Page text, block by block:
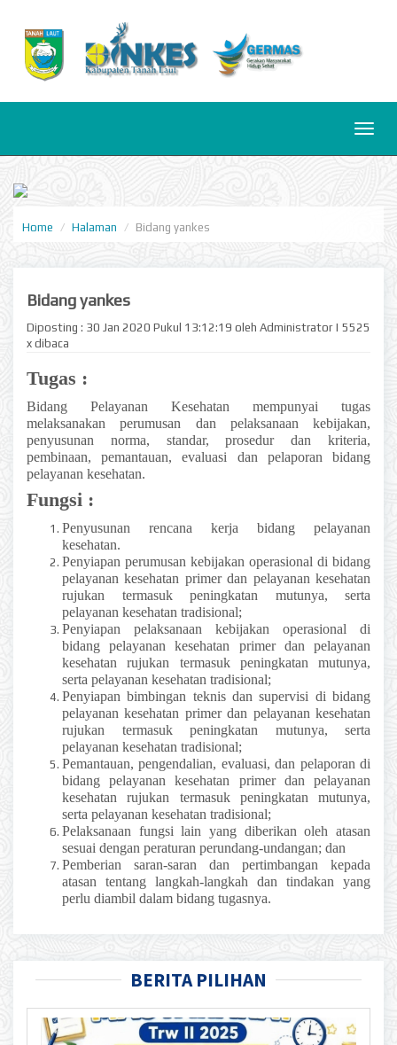
Toggle
Home Halaman Bidang yankes
Bidang yankes
Diposting : 30 Jan 2020 Pukul 13:12:19 oleh Administrator | 5525
x dibaca
Tugas :
Bidang Pelayanan Kesehatan mempunyai tugas
melaksanakan perumusan dan pelaksanaan kebijakan,
penyusunan norma, standar, prosedur dan kriteria,
pembinaan, pemantauan, evaluasi dan pelaporan bidang
pelayanan kesehatan.
Fungsi :
Penyusunan rencana kerja bidang pelayanan
kesehatan.
Penyiapan perumusan kebijakan operasional di bidang
pelayanan kesehatan primer dan pelayanan kesehatan
rujukan termasuk peningkatan mutunya, serta
pelayanan kesehatan tradisional;
Penyiapan pelaksanaan kebijakan operasional di
bidang pelayanan kesehatan primer dan pelayanan
kesehatan rujukan termasuk peningkatan mutunya,
serta pelayanan kesehatan tradisional;
Penyiapan bimbingan teknis dan supervisi di bidang
pelayanan kesehatan primer dan pelayanan kesehatan
rujukan termasuk peningkatan mutunya, serta
pelayanan kesehatan tradisional;
Pemantauan, pengendalian, evaluasi, dan pelaporan di
bidang pelayanan kesehatan primer dan pelayanan
kesehatan rujukan termasuk peningkatan mutunya,
serta pelayanan kesehatan tradisional;
Pelaksanaan fungsi lain yang diberikan oleh atasan
sesuai dengan peraturan perundang-undangan; dan
Pemberian saran-saran dan pertimbangan kepada
atasan tentang langkah-langkah dan tindakan yang
perlu diambil dalam bidang tugasnya.
BERITA PILIHAN